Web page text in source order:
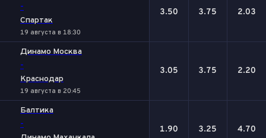
-
Спартак
19 августа в 18:30
3.50 3.75 2.03
Динамо Москва
-
Краснодар
19 августа в 20:45
3.05 3.75 2.20
Балтика
- 1.90 3.25 4.70